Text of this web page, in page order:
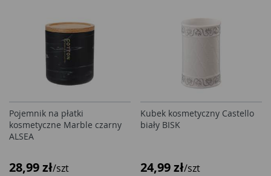
Pojemnik na płatki
kosmetyczne Marble czarny
ALSEA
28,99 zł/szt
Kubek kosmetyczny Castello
biały BISK
24,99 zł/szt